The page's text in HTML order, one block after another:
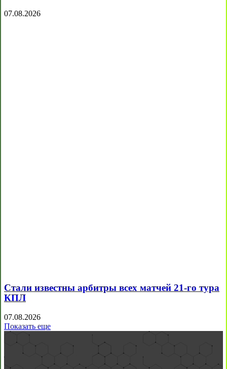
07.08.2026
Стали известны арбитры всех матчей 21-го тура
КПЛ
07.08.2026
Показать еще